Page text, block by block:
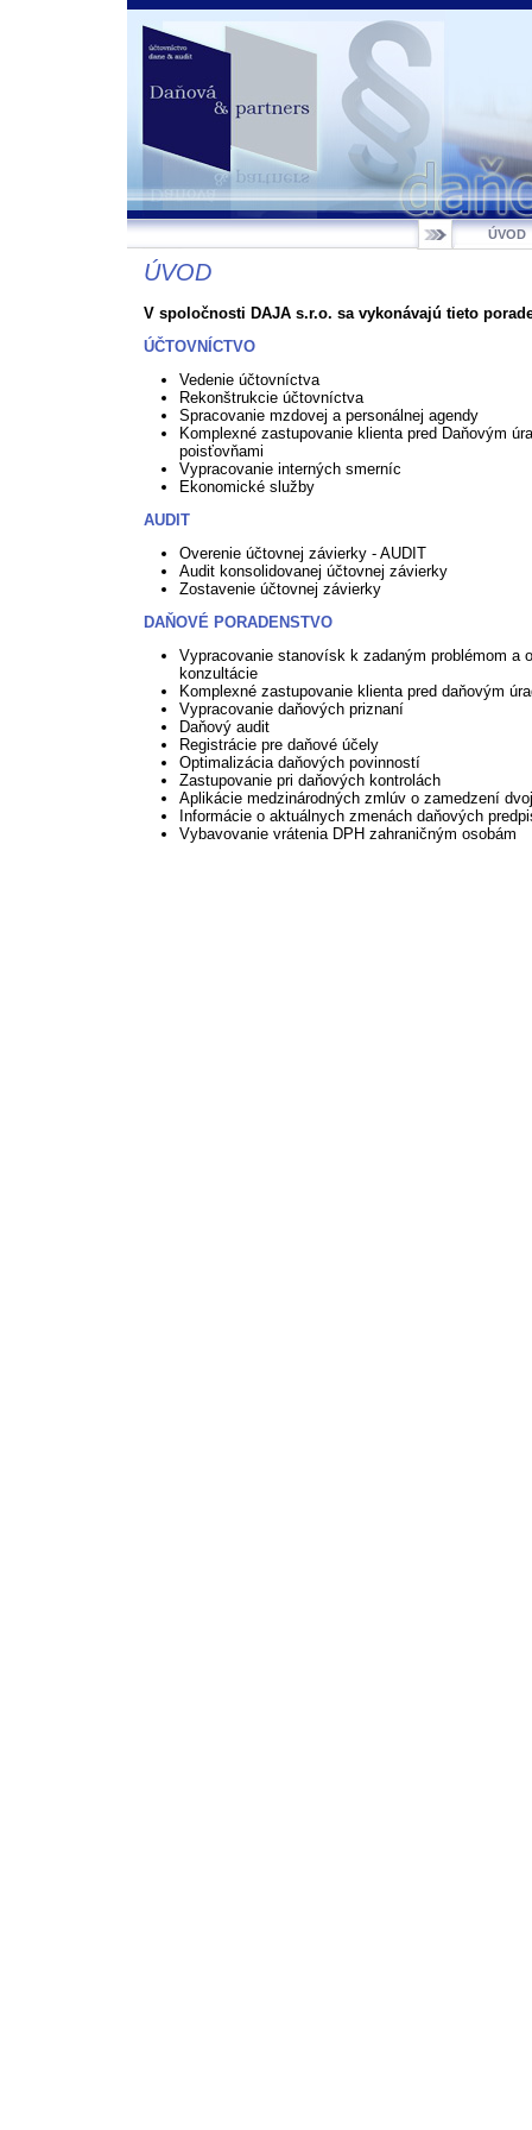
ÚVOD
ÚVOD
V spoločnosti DAJA s.r.o. sa vykonávajú tieto
ÚČTOVNÍCTVO
Vedenie účtovníctva
Rekonštrukcie účtovníctva
Spracovanie mzdovej a personálnej agendy
Komplexné zastupovanie klienta pred Daňovým
poisťovňami
Vypracovanie interných smerníc
Ekonomické služby
AUDIT
Overenie účtovnej závierky - AUDIT
Audit konsolidovanej účtovnej závierky
Zostavenie účtovnej závierky
DAŇOVÉ PORADENSTVO
Vypracovanie stanovísk k zadaným problémom a
konzultácie
Komplexné zastupovanie klienta pred daňovým
Vypracovanie daňových priznaní
Daňový audit
Registrácie pre daňové účely
Optimalizácia daňových povinností
Zastupovanie pri daňových kontrolách
Aplikácie medzinárodných zmlúv o zamedzení
Informácie o aktuálnych zmenách daňových
Vybavovanie vrátenia DPH zahraničným osobám